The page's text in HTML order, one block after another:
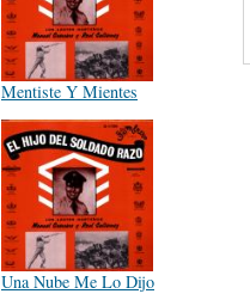
Mentiste Y Mientes
Una Nube Me Lo Dijo